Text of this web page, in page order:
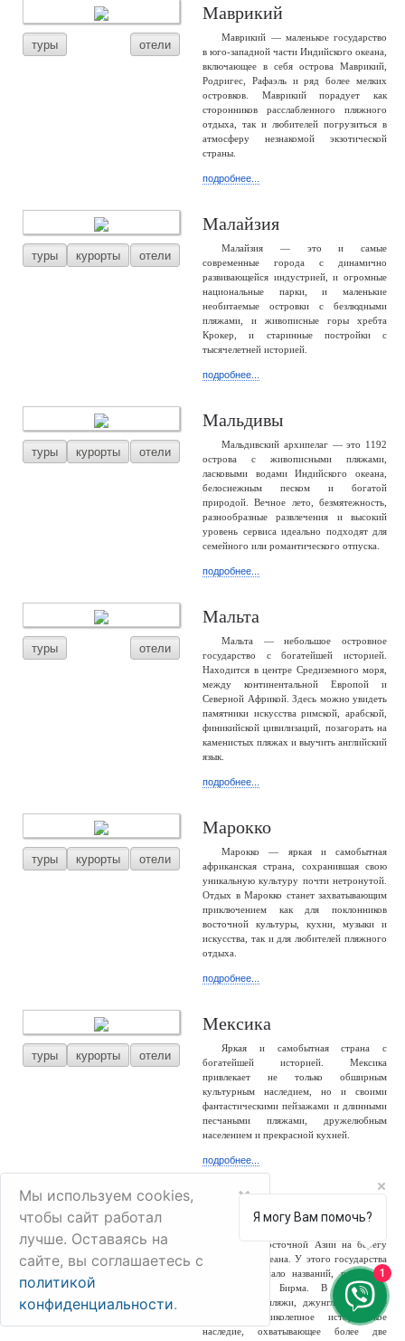
туры отели
Маврикий
Маврикий — маленькое государство
в юго-западной части Индийского океана,
включающее в себя острова Маврикий,
Родригес, Рафаэль и ряд более мелких
островков. Маврикий порадует как
сторонников расслабленного пляжного
отдыха, так и любителей погрузиться в
атмосферу незнакомой экзотической
страны.
подробнее...
туры курорты отели
Малайзия
Малайзия — это и самые
современные города с динамично
развивающейся индустрией, и огромные
национальные парки, и маленькие
необитаемые островки с безлюдными
пляжами, и живописные горы хребта
Крокер, и старинные постройки с
тысячелетней историей.
подробнее...
туры курорты отели
Мальдивы
Мальдивский архипелаг — это 1192
острова с живописными пляжами,
ласковыми водами Индийского океана,
белоснежным песком и богатой
природой. Вечное лето, безмятежность,
разнообразные развлечения и высокий
уровень сервиса идеально подходят для
семейного или романтического отпуска.
подробнее...
туры отели
Мальта
Мальта — небольшое островное
государство с богатейшей историей.
Находится в центре Средиземного моря,
между континентальной Европой и
Северной Африкой. Здесь можно увидеть
памятники искусства римской, арабской,
финикийской цивилизаций, позагорать на
каменистых пляжах и выучить английский
язык.
подробнее...
туры курорты отели
Марокко
Марокко — яркая и самобытная
африканская страна, сохранившая свою
уникальную культуру почти нетронутой.
Отдых в Марокко станет захватывающим
приключением как для поклонников
восточной культуры, кухни, музыки и
искусства, так и для любителей пляжного
отдыха.
подробнее...
туры курорты отели
Мексика
Яркая и самобытная страна с
богатейшей историей. Мексика
привлекает не только обширным
культурным наследием, но и своими
фантастическими пейзажами и длинными
песчаными пляжами, дружелюбным
населением и прекрасной кухней.
подробнее...
туры отели
страна Юго-Восточной Азии на берегу
Индийского океана. У этого государства
сменилось немало названий, россиянам
известно как Бирма. В стране –
белоснежные пляжи, джунгли, снежные
горы и великолепное историческое
наследие, охватывающее более две
Мы используем cookies,
чтобы сайт работал
лучше. Оставаясь на
сайте, вы соглашаетесь с
политикой
конфиденциальности.
×
Я могу Вам помочь?
1